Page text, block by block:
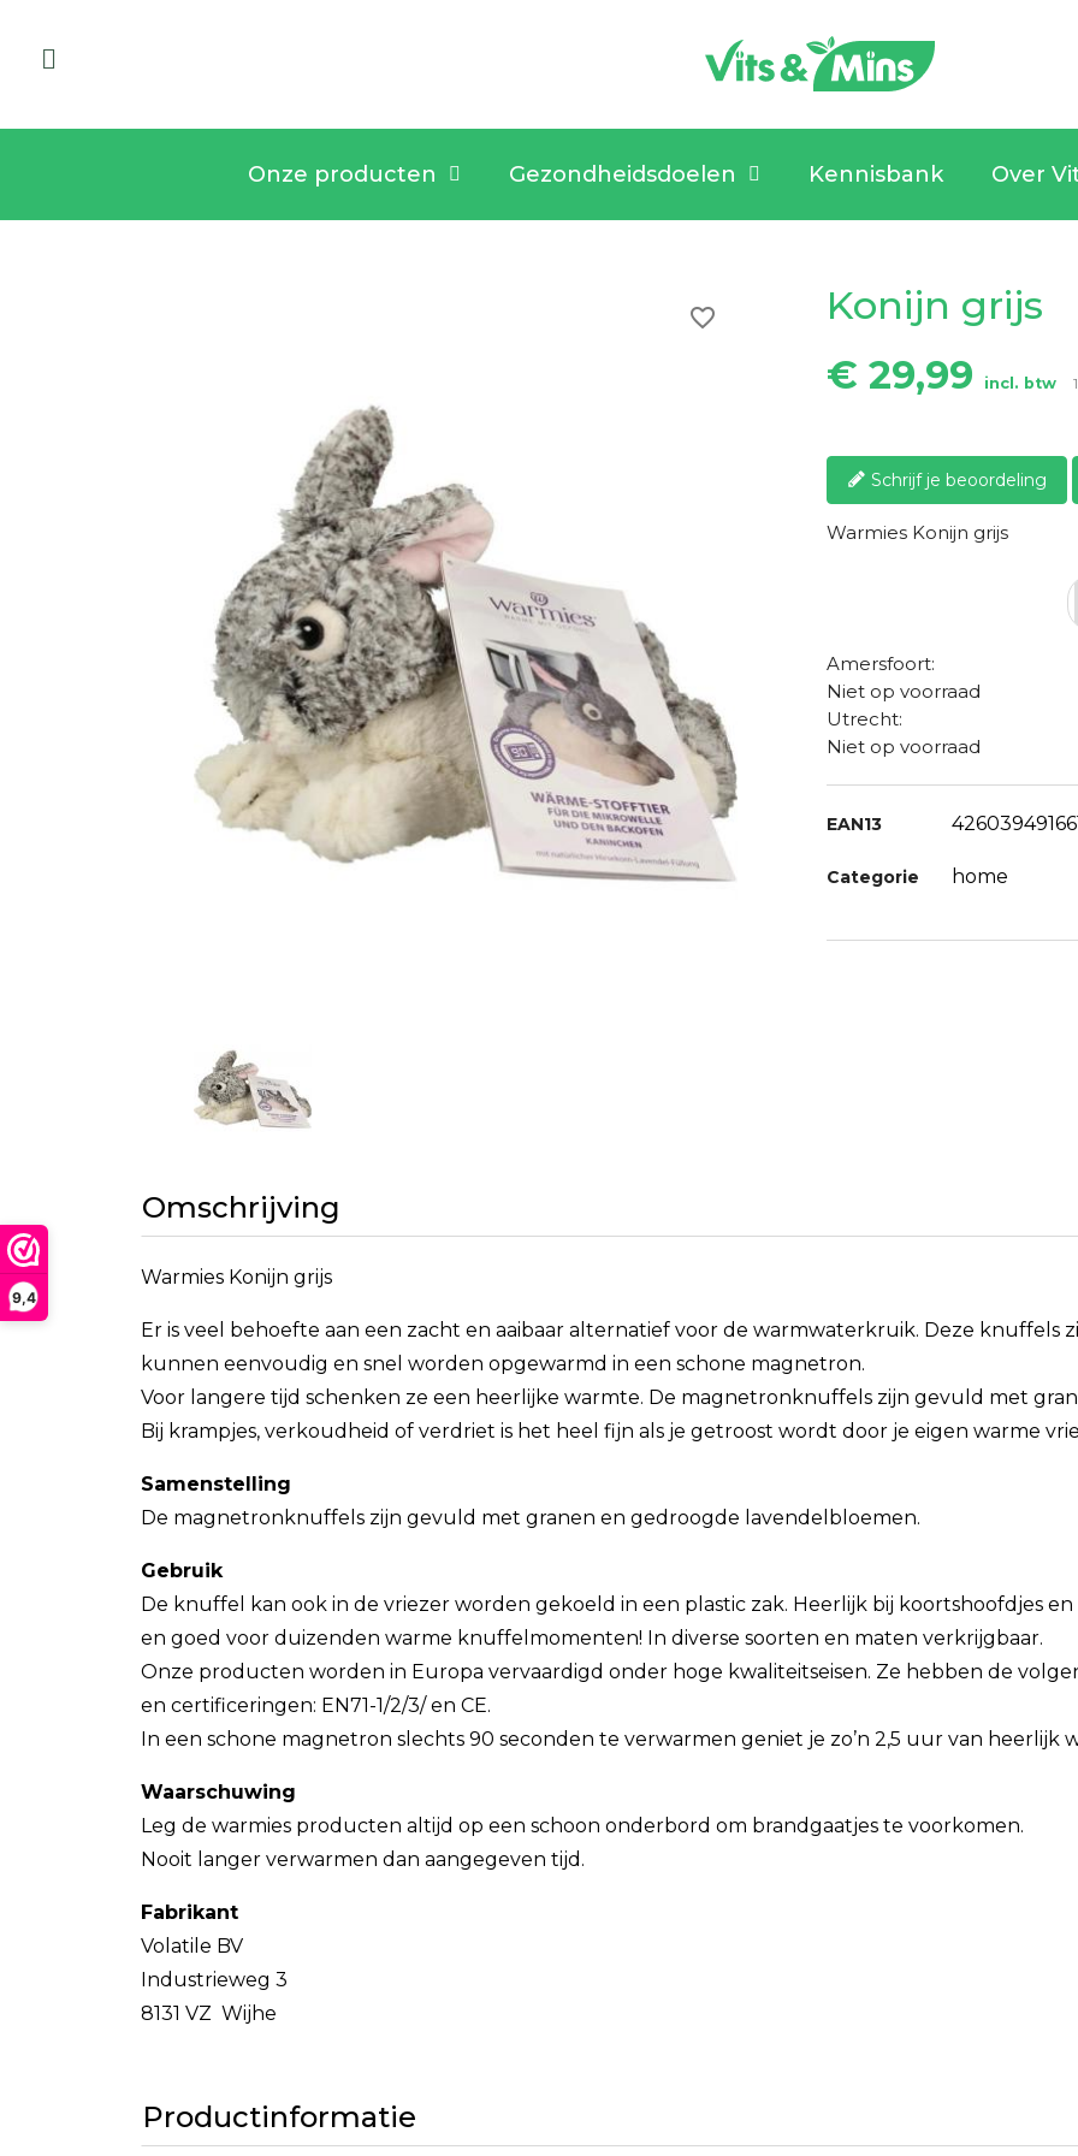
9,4
Onze producten Gezondheidsdoelen Kennisbank Over
favorite_border
Konijn grijs
€ 29,99
incl. btw
Schrijf je beoordeling
Warmies Konijn grijs
Amersfoort:
Niet op voorraad
Utrecht:
Niet op voorraad
EAN13
Categorie home
Omschrijving
Warmies Konijn grijs
Er is veel behoefte aan een zacht en aaibaar alternatief voor de warmwaterkruik. Deze knuffels
kunnen eenvoudig en snel worden opgewarmd in een schone magnetron.
Voor langere tijd schenken ze een heerlijke warmte. De magnetronknuffels zijn gevuld met
Bij krampjes, verkoudheid of verdriet is het heel fijn als je getroost wordt door je eigen warme
Samenstelling
De magnetronknuffels zijn gevuld met granen en gedroogde lavendelbloemen.
Gebruik
De knuffel kan ook in de vriezer worden gekoeld in een plastic zak. Heerlijk bij koortshoofdjes
en goed voor duizenden warme knuffelmomenten! In diverse soorten en maten verkrijgbaar.
Onze producten worden in Europa vervaardigd onder hoge kwaliteitseisen. Ze hebben de
en certificeringen: EN71-1/2/3/ en CE.
In een schone magnetron slechts 90 seconden te verwarmen geniet je zo’n 2,5 uur van heerlijk
Waarschuwing
Leg de warmies producten altijd op een schoon onderbord om brandgaatjes te voorkomen.
Nooit langer verwarmen dan aangegeven tijd.
Fabrikant
Volatile BV
Industrieweg 3
8131 VZ Wijhe
Productinformatie